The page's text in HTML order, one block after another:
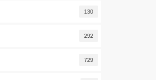
130
292
729